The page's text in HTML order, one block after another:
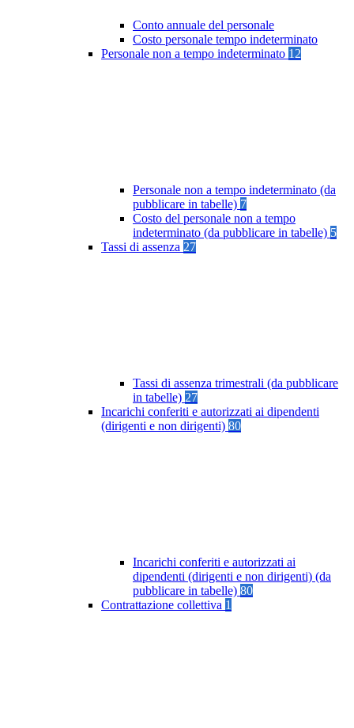
Conto annuale del personale
Costo personale tempo indeterminato
Personale non a tempo indeterminato 12
Personale non a tempo indeterminato (da
pubblicare in tabelle) 7
Costo del personale non a tempo
indeterminato (da pubblicare in tabelle) 5
Tassi di assenza 27
Tassi di assenza trimestrali (da pubblicare
in tabelle) 27
Incarichi conferiti e autorizzati ai dipendenti
(dirigenti e non dirigenti) 80
Incarichi conferiti e autorizzati ai
dipendenti (dirigenti e non dirigenti) (da
pubblicare in tabelle) 80
Contrattazione collettiva 1